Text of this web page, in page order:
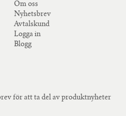
Om oss
Nyhetsbrev
Avtalskund
Logga in
Blogg
för att ta del av produktnyheter